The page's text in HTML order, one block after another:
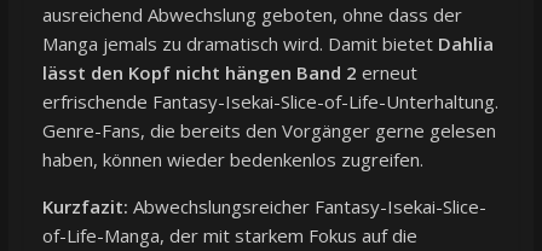
ausreichend Abwechslung geboten, ohne dass der
Manga jemals zu dramatisch wird. Damit bietet Dahlia
lässt den Kopf nicht hängen Band 2 erneut
erfrischende Fantasy-Isekai-Slice-of-Life-Unterhaltung.
Genre-Fans, die bereits den Vorgänger gerne gelesen
haben, können wieder bedenkenlos zugreifen.
Kurzfazit: Abwechslungsreicher Fantasy-Isekai-Slice-
of-Life-Manga, der mit starkem Fokus auf die